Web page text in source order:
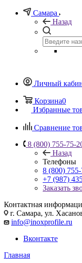
Самара
Назад
Личный
Корзина0
Избранные
Сравнение
8 (800) 755-75-
Назад
Телефоны
8 (800)
+7 (987)
Заказать
Контактная
г. Самара, ул.
info@inoxprofile.ru
Вконтакте
Главная